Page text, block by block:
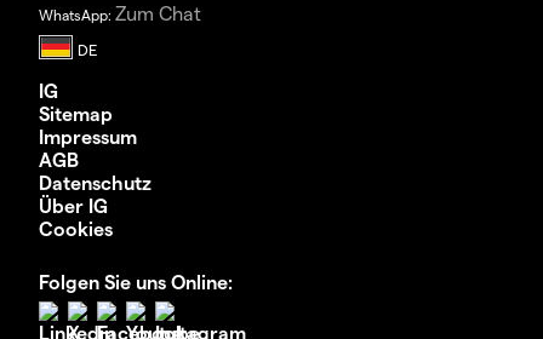
WhatsApp: Zum Chat
IG
Sitemap
Impressum
AGB
Datenschutz
Über IG
Cookies
Folgen Sie uns Online: